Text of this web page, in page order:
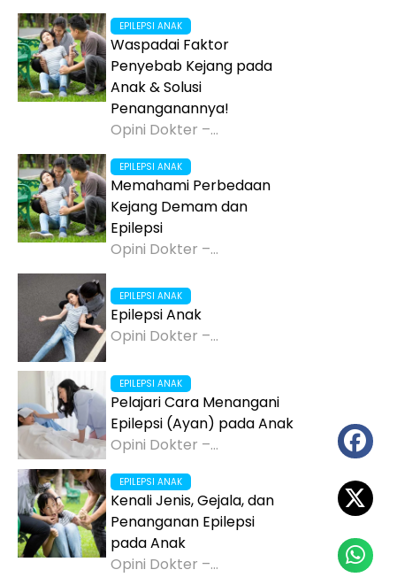
EPILEPSI ANAK
Waspadai Faktor
Penyebab Kejang pada
Anak & Solusi
Penanganannya!
Opini Dokter –...
EPILEPSI ANAK
Memahami Perbedaan
Kejang Demam dan
Epilepsi
Opini Dokter –...
EPILEPSI ANAK
Epilepsi Anak
Opini Dokter –...
EPILEPSI ANAK
Pelajari Cara Menangani
Epilepsi (Ayan) pada Anak
Opini Dokter –...
EPILEPSI ANAK
Kenali Jenis, Gejala, dan
Penanganan Epilepsi
pada Anak
Opini Dokter –...